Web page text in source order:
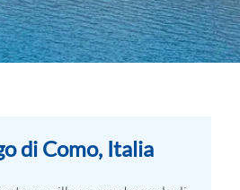
di Como, Italia